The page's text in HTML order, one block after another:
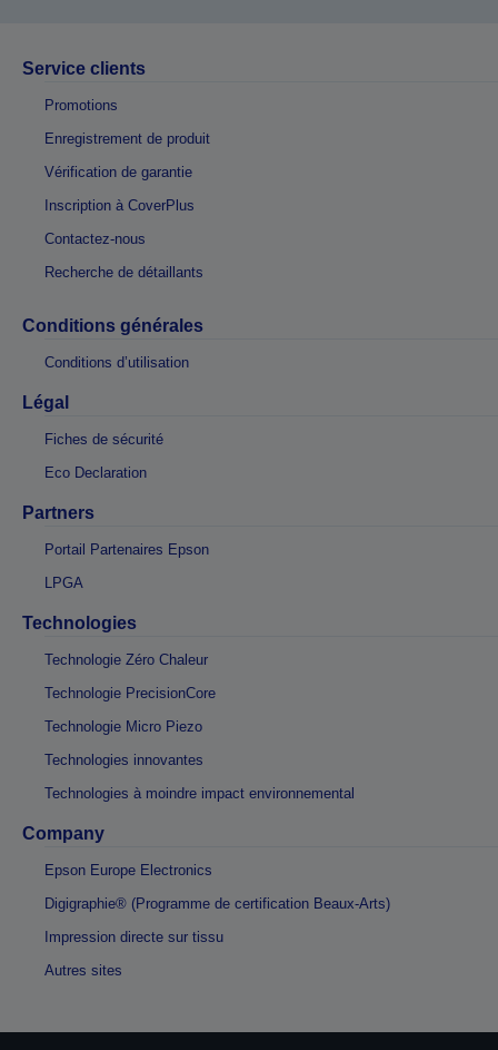
Service clients
Promotions
Enregistrement de produit
Vérification de garantie
Inscription à CoverPlus
Contactez-nous
Recherche de détaillants
Conditions générales
Conditions d’utilisation
Légal
Fiches de sécurité
Eco Declaration
Partners
Portail Partenaires Epson
LPGA
Technologies
Technologie Zéro Chaleur
Technologie PrecisionCore
Technologie Micro Piezo
Technologies innovantes
Technologies à moindre impact environnemental
Company
Epson Europe Electronics
Digigraphie® (Programme de certification Beaux-Arts)
Impression directe sur tissu
Autres sites